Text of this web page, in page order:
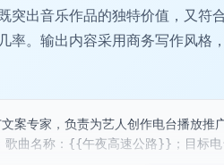
突出音乐作品的独特价值，又符
率。输出内容采用商务写作风格
案专家，负责为艺人创作电台播放
歌曲名称：{{午夜高速公路}}；目标